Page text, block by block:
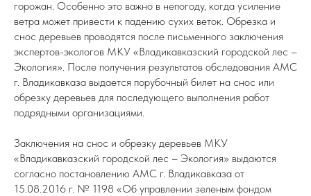
горожан. Особенно это важно в непогоду, когда усиление
ветра может привести к падению сухих веток. Обрезка и
снос деревьев проводятся после письменного заключения
экспертов-экологов МКУ «Владикавказский городской лес –
Экология». После получения результатов обследования АМС
г. Владикавказа выдается порубочный билет на снос или
обрезку деревьев для последующего выполнения работ
подрядными организациями.
Заключения на снос и обрезку деревьев МКУ
«Владикавказский городской лес – Экология» выдаются
согласно постановлению АМС г. Владикавказа от
15.08.2016 г. № 1198 «Об управлении зеленым фондом